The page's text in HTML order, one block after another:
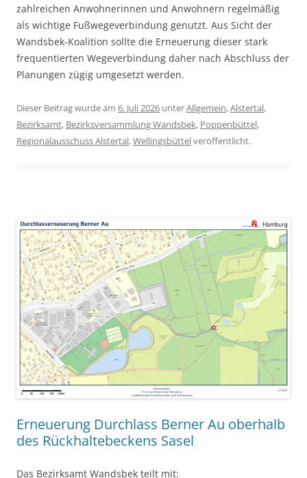
zahlreichen Anwohnerinnen und Anwohnern regelmäßig
als wichtige Fußwegeverbindung genutzt. Aus Sicht der
Wandsbek-Koalition sollte die Erneuerung dieser stark
frequentierten Wegeverbindung daher nach Abschluss der
Planungen zügig umgesetzt werden.
Dieser Beitrag wurde am 6. Juli 2026 unterAllgemein,Alstertal,
Bezirksamt, Bezirksversammlung Wandsbek, Poppenbüttel,
Regionalausschuss Alstertal,Wellingsbüttelveröffentlicht.
Erneuerung Durchlass Berner Au oberhalb
des Rückhalte­beckens Sasel
Das Bezirksamt Wandsbek teilt mit: